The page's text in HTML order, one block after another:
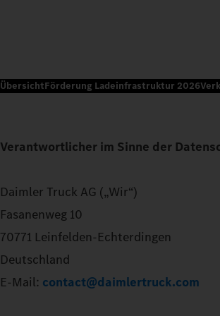
ÜbersichtFörderung Ladeinfrastruktur 2026
Verantwortlicher im Sinne der
Daimler Truck AG („Wir“)
Fasanenweg 10
70771 Leinfelden-Echterdingen
Deutschland
E-Mail: contact@daimlertruck.com